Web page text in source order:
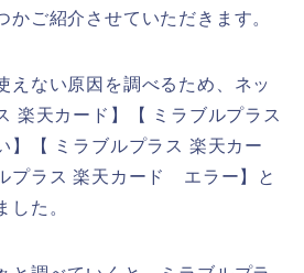
かご紹介させていただきます。
えない原因を調べるため、ネッ
楽天カード】【 ミラブルプラス
【 ミラブルプラス 楽天カー
プラス 楽天カード エラー】と
した。